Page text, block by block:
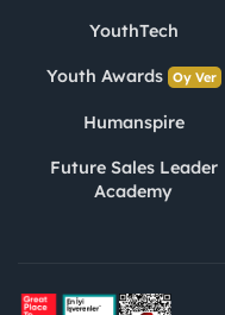
YouthTech
Youth Awards Oy Ver
Humanspire
Future Sales Leader
Academy